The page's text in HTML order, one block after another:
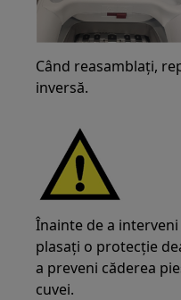
Când reasamblați,
inversă.
Înainte de a
plasați o protecție
a preveni căderea
cuvei.